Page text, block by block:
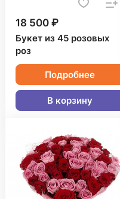
18 500 ₽
Букет из 45 розовых
роз
Подробнее
В корзину